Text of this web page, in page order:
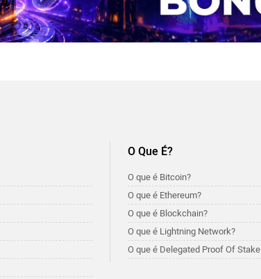
O Que É?
O que é Bitcoin?
O que é Ethereum?
O que é Blockchain?
O que é Lightning Network?
O que é Delegated Proof Of Stake